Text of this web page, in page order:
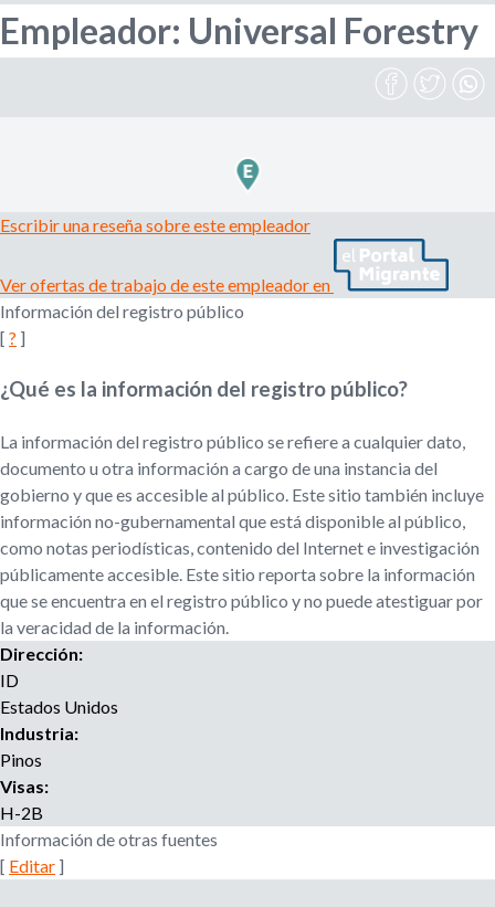
r
b
q
u
e
d
l
e
o
r
e
u
a
d
r
o
a
g
e
n
c
a
d
c
l
u
Empleador: Universal Forestry
Escribir una reseña sobre este empleador
Ver ofertas de trabajo de este empleador en
Información del registro público
[ ? ]
¿Qué es la información del registro público?
La información del registro público se refiere a cualquier dato,
documento u otra información a cargo de una instancia del
gobierno y que es accesible al público. Este sitio también incluye
información no-gubernamental que está disponible al público,
como notas periodísticas, contenido del Internet e investigación
públicamente accesible. Este sitio reporta sobre la información
que se encuentra en el registro público y no puede atestiguar por
la veracidad de la información.
Dirección:
ID
Estados Unidos
Industria:
Pinos
Visas:
H-2B
Información de otras fuentes
[ Editar ]